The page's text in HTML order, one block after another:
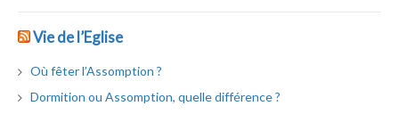
Vie de l’Eglise
Où fêter l’Assomption ?
Dormition ou Assomption, quelle différence ?